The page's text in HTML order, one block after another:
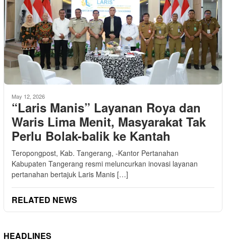
May 12, 2026
“Laris Manis” Layanan Roya dan
Waris Lima Menit, Masyarakat Tak
Perlu Bolak-balik ke Kantah
Teropongpost, Kab. Tangerang, -Kantor Pertanahan
Kabupaten Tangerang resmi meluncurkan inovasi layanan
pertanahan bertajuk Laris Manis […]
RELATED NEWS
HEADLINES